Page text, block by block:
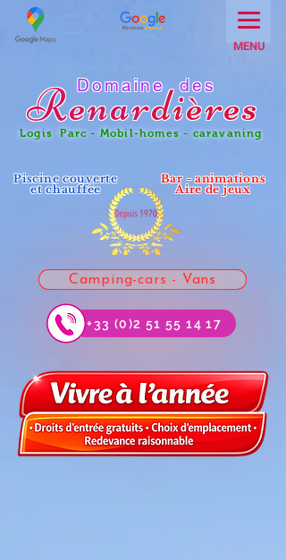
MENU
Domaine des
Renardières
Parc - Mobil-homes - caravaning
Piscine couverte
et chauffée
Bar - animations
Aire de jeux
Camping-cars - Vans
+33 (0)2 51 55 14 17